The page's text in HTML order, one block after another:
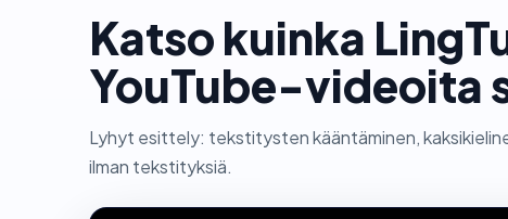
Katso kuinka
YouTube-videoita
Lyhyt esittely: tekstitysten kääntäminen,
ilman tekstityksiä.